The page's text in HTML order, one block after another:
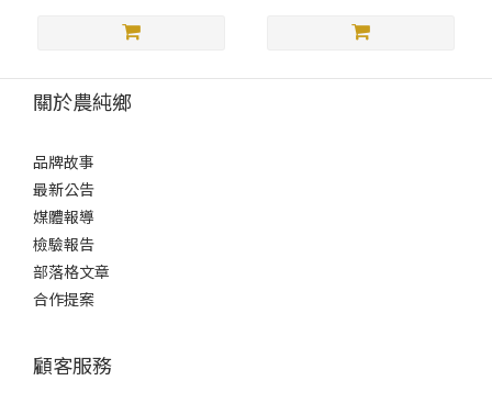
關於農純鄉
品牌故事
最新公告
媒體報導
檢驗報告
部落格文章
合作提案
顧客服務